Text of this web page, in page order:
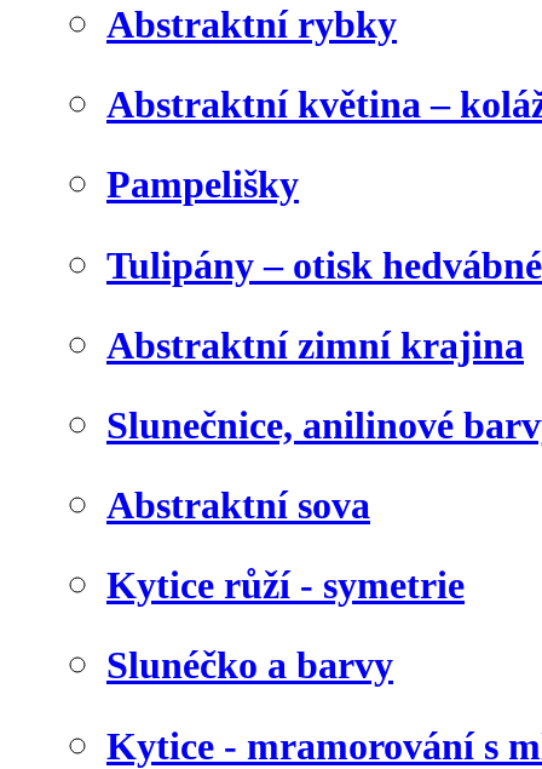
Abstraktní rybky
Abstraktní květina –
Pampelišky
Tulipány – otisk
Abstraktní zimní krajina
Slunečnice, anilinové
Abstraktní sova
Kytice růží - symetrie
Slunéčko a barvy
Kytice - mramorování s